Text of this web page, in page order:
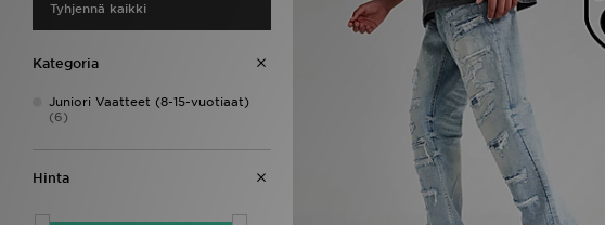
Tyhjennä kaikki
Kategoria
Juniori Vaatteet (8-15-vuotiaat)
(6)
Hinta